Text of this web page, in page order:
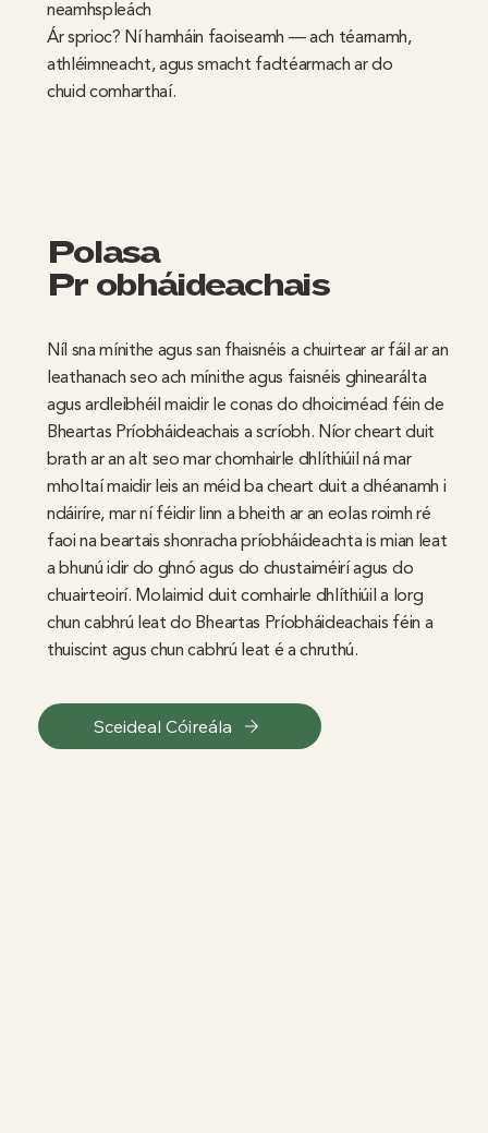
neamhspleách
Ár sprioc? Ní hamháin faoiseamh — ach téarnamh,
athléimneacht, agus smacht fadtéarmach ar do
chuid comharthaí.
Polasaí
Príobháideachais
Níl sna mínithe agus san fhaisnéis a chuirtear ar fáil ar an
leathanach seo ach mínithe agus faisnéis ghinearálta
agus ardleibhéil maidir le conas do dhoiciméad féin de
Bheartas Príobháideachais a scríobh. Níor cheart duit
brath ar an alt seo mar chomhairle dhlíthiúil ná mar
mholtaí maidir leis an méid ba cheart duit a dhéanamh i
ndáiríre, mar ní féidir linn a bheith ar an eolas roimh ré
faoi na beartais shonracha príobháideachta is mian leat
a bhunú idir do ghnó agus do chustaiméirí agus do
chuairteoirí. Molaimid duit comhairle dhlíthiúil a lorg
chun cabhrú leat do Bheartas Príobháideachais féin a
thuiscint agus chun cabhrú leat é a chruthú.
Sceideal Cóireála